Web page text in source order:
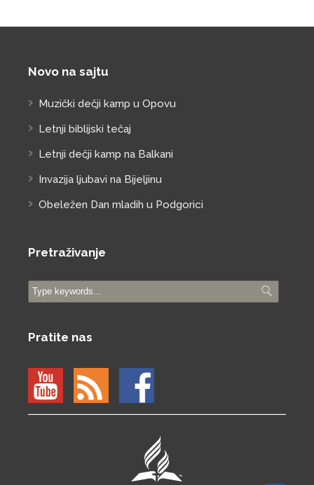
Novo na sajtu
Muzički dečji kamp u Opovu
Letnji biblijski tečaj
Letnji dečji kamp na Balkani
Invazija ljubavi na Bijeljinu
Obeležen Dan mladih u Podgorici
Pretraživanje
Pratite nas